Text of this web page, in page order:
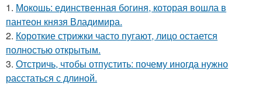
1. Мокошь: единственная богиня, которая вошла в
пантеон князя Владимира.
2. Короткие стрижки часто пугают, лицо остается
полностью открытым.
3. Отстричь, чтобы отпустить: почему иногда нужно
расстаться с длиной.